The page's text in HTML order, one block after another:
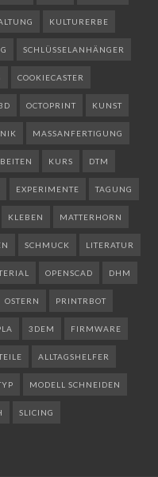
KULTURERBE
SCHLÜSSELANHÄNGER
COOKIECASTER
OCTOPRINT KUNST
MASSANFERTIGUNG
KURS DTM
EXPERIMENTE TAGUNG
KLEBEN MATTERHORN
SCHMUCK LITERATUR
OPENSCAD DHM
OSTERN PRINTRBOT
3DEM FIRMWARE
ALLTAGSHELFER
MODELL SCHNEIDEN
SLICING